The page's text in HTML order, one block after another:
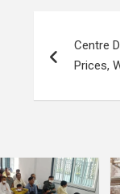
Centre
Prices,